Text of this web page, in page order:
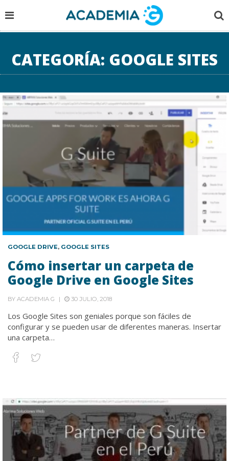
CATEGORÍA: GOOGLE SITES
GOOGLE DRIVE, GOOGLE SITES
Cómo insertar un carpeta de
Google Drive en Google Sites
BY ACADEMIA G 30 JULIO, 2018
Los Google Sites son geniales porque son fáciles de
configurar y se pueden usar de diferentes maneras. Insertar
una carpeta…